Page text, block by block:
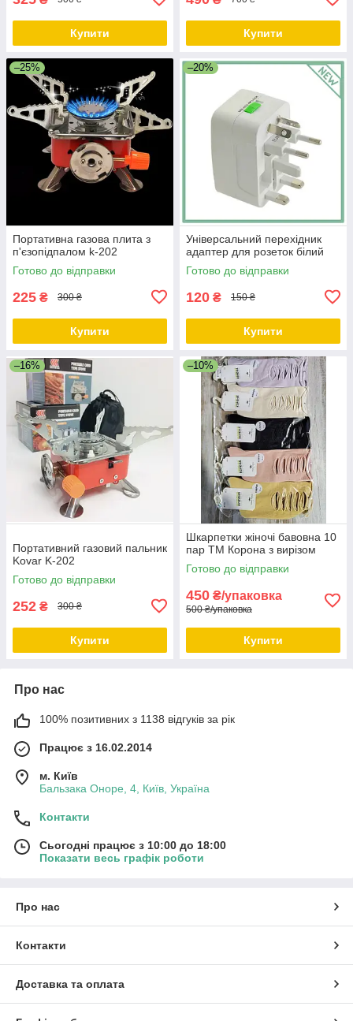
Купити Купити
–25%
Портативна газова плита з
п'єзопідпалом k-202
Готово до відправки
225 ₴ 300 ₴
Купити
–20%
Універсальний перехідник
адаптер для розеток білий
Готово до відправки
120 ₴ 150 ₴
Купити
–16%
Портативний газовий пальник
Kovar K-202
Готово до відправки
252 ₴ 300 ₴
Купити
–10%
Шкарпетки жіночі бавовна 10
пар ТМ Корона з вирізом
Готово до відправки
450 ₴/упаковка
500 ₴/упаковка
Купити
Про нас
100% позитивних з 1138 відгуків за рік
Працює з 16.02.2014
м. Київ
Бальзака Оноре, 4, Київ, Україна
Контакти
Сьогодні працює з 10:00 до 18:00
Показати весь графік роботи
Про нас
Контакти
Доставка та оплата